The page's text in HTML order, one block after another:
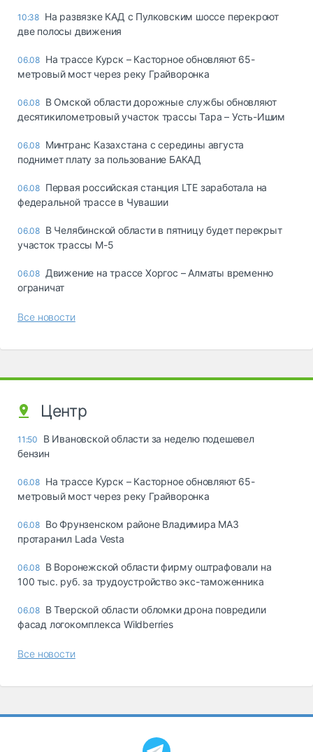
10:38 На развязке КАД с Пулковским шоссе перекроют
две полосы движения
06.08 На трассе Курск – Касторное обновляют 65-
метровый мост через реку Грайворонка
06.08 В Омской области дорожные службы обновляют
десятикилометровый участок трассы Тара – Усть-Ишим
06.08 Минтранс Казахстана с середины августа
поднимет плату за пользование БАКАД
06.08 Первая российская станция LTE заработала на
федеральной трассе в Чувашии
06.08 В Челябинской области в пятницу будет перекрыт
участок трассы М-5
06.08 Движение на трассе Хоргос – Алматы временно
ограничат
Все новости
Центр
11:50
В Ивановской области за неделю подешевел
бензин
06.08 На трассе Курск – Касторное обновляют 65-
метровый мост через реку Грайворонка
06.08 Во Фрунзенском районе Владимира МАЗ
протаранил Lada Vesta
06.08 В Воронежской области фирму оштрафовали на
100 тыс. руб. за трудоустройство экс-таможенника
06.08 В Тверской области обломки дрона повредили
фасад логокомплекса Wildberries
Все новости